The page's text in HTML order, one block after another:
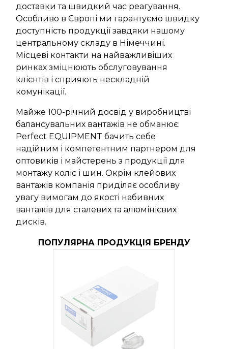
доставки та швидкий час реагування.
Особливо в Європі ми гарантуємо швидку
доступність продукції завдяки нашому
центральному складу в Німеччині.
Місцеві контакти на найважливіших
ринках зміцнюють обслуговування
клієнтів і сприяють нескладній
комунікації.
Майже 100-річний досвід у виробництві
балансувальних вантажів не обманює:
Perfect EQUIPMENT бачить себе
надійним і компетентним партнером для
оптовиків і майстерень з продукції для
монтажу коліс і шин. Окрім клейових
вантажів компанія приділяє особливу
увагу вимогам до якості набивних
вантажів для сталевих та алюмінієвих
дисків.
ПОПУЛЯРНА ПРОДУКЦІЯ БРЕНДУ